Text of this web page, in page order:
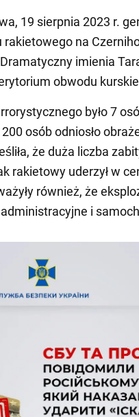
19 sierpnia 2023 r.
rakietowego na
imienia
obwodu
było 7
osób odniosło
że duża liczba
rakietowy uderzył w
również, że
i